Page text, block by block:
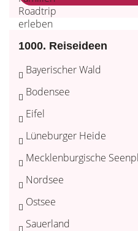
1000. Reiseideen
Bayerischer Wald
Bodensee
Eifel
Lüneburger Heide
Mecklenburgische
Nordsee
Ostsee
Sauerland